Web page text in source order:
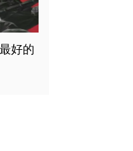
好的